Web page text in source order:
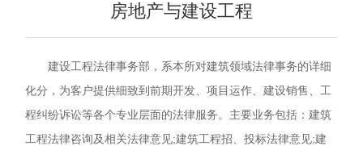
房地产与建设工程
建设工程法律事务部，系本所对建筑领域法律事务的详细
化分，为客户提供细致到前期开发、项目运作、建设销售、工
程纠纷诉讼等各个专业层面的法律服务。主要业务包括：建筑
工程法律咨询及相关法律意见;建筑工程招、投标法律意见;建